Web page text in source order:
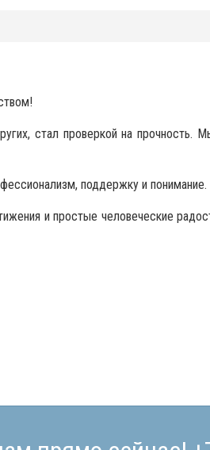
стал проверкой на прочность.
поддержку и понимание.
и простые человеческие